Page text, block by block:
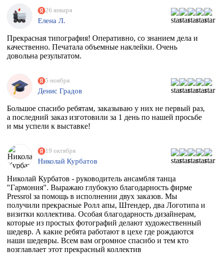
Огромное спасибо вам. Скоро будем новый баннер
печатать, обязательно обратимся к вам
26 января
Елена Л.
Прекрасная типография! Оперативно, со знанием дела и
качественно. Печатала объемные наклейки. Очень
довольна результатом.
5 ноября
Денис Градов
Большое спасибо ребятам, заказываю у них не первый раз,
а последний заказ изготовили за 1 день по нашей просьбе
и мы успели к выставке!
19 октября
Николай Курбатов
Николай Курбатов - руководитель ансамбля танца
"Гармония". Выражаю глубокую благодарность фирме
Pressrol за помощь в исполнении двух заказов. Мы
получили прекрасные Ролл апы, Штендер, два Логотипа и
визитки коллектива. Особая благодарность дизайнерам,
которые из простых фотографий делают художественный
шедевр. А какие ребята работают в цехе где рождаются
наши шедевры. Всем вам огромное спасибо и тем кто
возглавлает этот прекрасный коллектив